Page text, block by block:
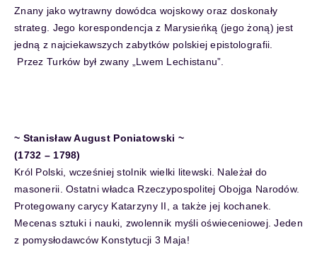
Znany jako wytrawny dowódca wojskowy oraz doskonały
strateg. Jego korespondencja z Marysieńką (jego żoną) jest
jedną z najciekawszych zabytków polskiej epistolografii.
Przez Turków był zwany „Lwem Lechistanu”.
~ Stanisław August Poniatowski ~
(1732 – 1798)
Król Polski, wcześniej stolnik wielki litewski. Należał do
masonerii. Ostatni władca Rzeczypospolitej Obojga Narodów.
Protegowany carycy Katarzyny II, a także jej kochanek.
Mecenas sztuki i nauki, zwolennik myśli oświeceniowej. Jeden
z pomysłodawców Konstytucji 3 Maja!